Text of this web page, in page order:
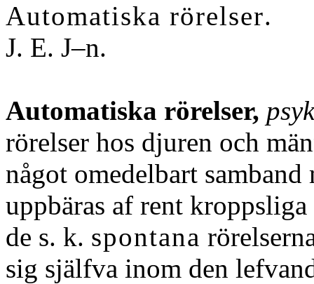
Automatiska rörelser.
J. E. J–n.
Automatiska rörelser,
rörelser hos djuren och
något omedelbart
uppbäras af rent
de s. k. spontana
sig själfva inom den